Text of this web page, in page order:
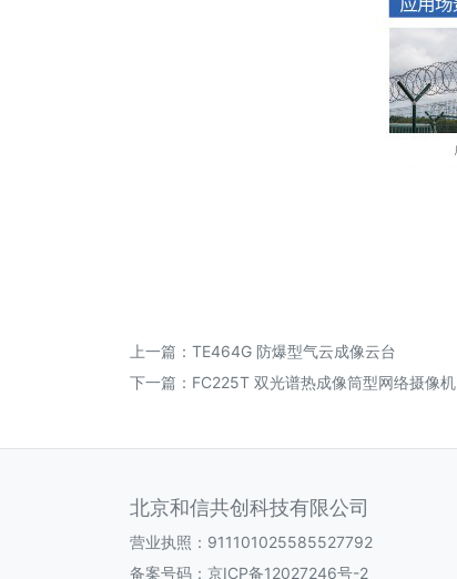
上一篇： TE464G 防爆型气云成像云台
下一篇： FC225T 双光谱热成像筒型网络摄像机
北京和信共创科技有限公司
营业执照：911101025585527792
备案号码： 京ICP备12027246号-2